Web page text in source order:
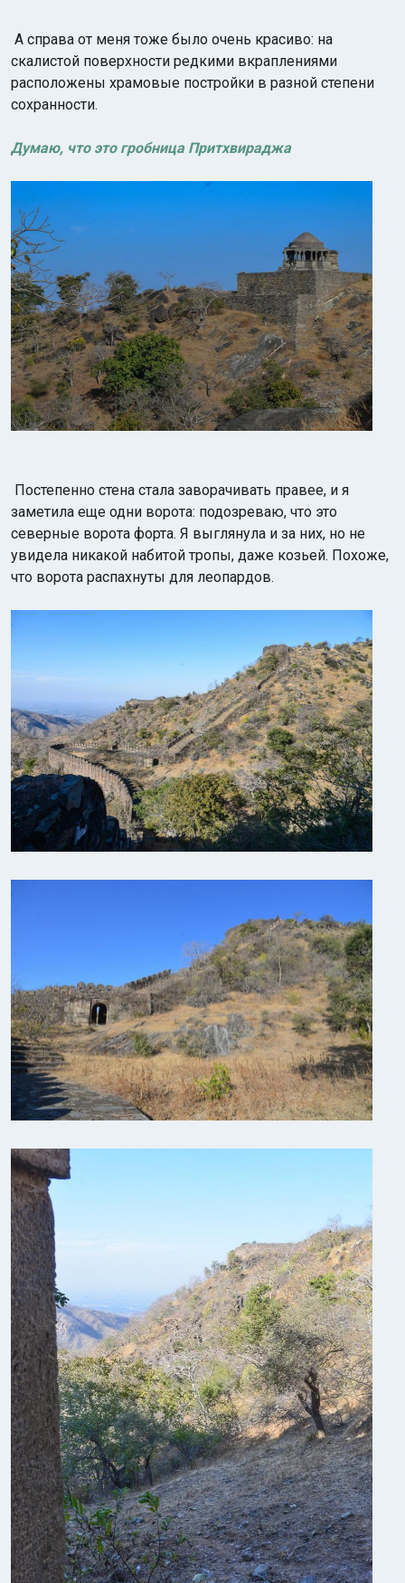
А справа от меня тоже было очень красиво: на
скалистой поверхности редкими вкраплениями
расположены храмовые постройки в разной степени
сохранности.
Думаю, что это гробница Притхвираджа
Постепенно стена стала заворачивать правее, и я
заметила еще одни ворота: подозреваю, что это
северные ворота форта. Я выглянула и за них, но не
увидела никакой набитой тропы, даже козьей. Похоже,
что ворота распахнуты для леопардов.